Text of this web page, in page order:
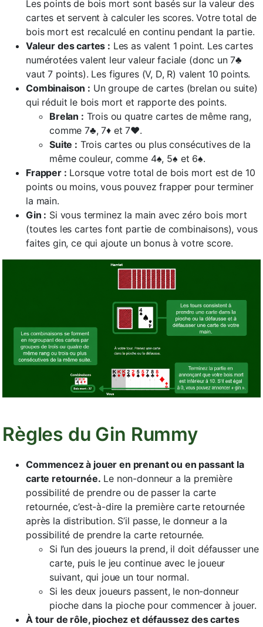
Les points de bois mort sont basés sur la valeur des
cartes et servent à calculer les scores. Votre total de
bois mort est recalculé en continu pendant la partie.
Valeur des cartes : Les as valent 1 point. Les cartes
numérotées valent leur valeur faciale (donc un 7♣
vaut 7 points). Les figures (V, D, R) valent 10 points.
Combinaison : Un groupe de cartes (brelan ou suite)
qui réduit le bois mort et rapporte des points.
Brelan : Trois ou quatre cartes de même rang,
comme 7♣, 7♦ et 7♥.
Suite : Trois cartes ou plus consécutives de la
même couleur, comme 4♠, 5♠ et 6♠.
Frapper : Lorsque votre total de bois mort est de 10
points ou moins, vous pouvez frapper pour terminer
la main.
Gin : Si vous terminez la main avec zéro bois mort
(toutes les cartes font partie de combinaisons), vous
faites gin, ce qui ajoute un bonus à votre score.
Règles du Gin Rummy
Commencez à jouer en prenant ou en passant la
carte retournée. Le non-donneur a la première
possibilité de prendre ou de passer la carte
retournée, c’est-à-dire la première carte retournée
après la distribution. S’il passe, le donneur a la
possibilité de prendre la carte retournée.
Si l’un des joueurs la prend, il doit défausser une
carte, puis le jeu continue avec le joueur
suivant, qui joue un tour normal.
Si les deux joueurs passent, le non-donneur
pioche dans la pioche pour commencer à jouer.
À tour de rôle, piochez et défaussez des cartes